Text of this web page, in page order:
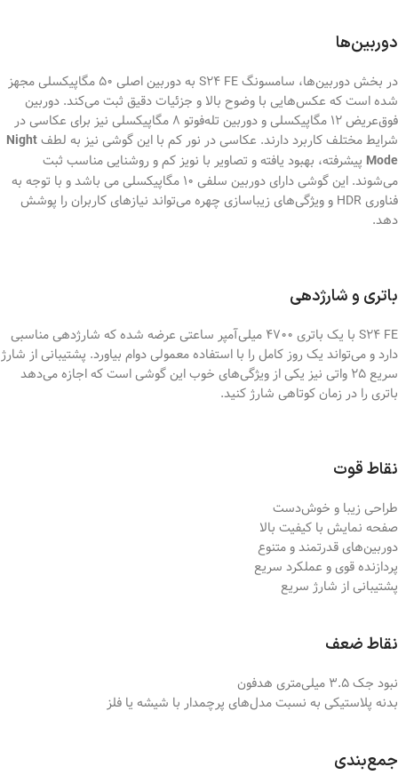
دوربین‌ها
در بخش دوربین‌ها، سامسونگ S24 FE به دوربین اصلی 50 مگاپیکسلی مجهز
شده است که عکس‌هایی با وضوح بالا و جزئیات دقیق ثبت می‌کند. دوربین
فوق‌عریض 12 مگاپیکسلی و دوربین تله‌فوتو 8 مگاپیکسلی نیز برای عکاسی در
شرایط مختلف کاربرد دارند. عکاسی در نور کم با این گوشی نیز به لطفNight
Mode پیشرفته، بهبود یافته و تصاویر با نویز کم و روشنایی مناسب ثبت
می‌شوند. این گوشی دارای دوربین سلفی 10 مگاپیکسلی می باشد و با توجه به
فناوری HDR و ویژگی‌های زیباسازی چهره می‌تواند نیازهای کاربران را پوشش
دهد.
باتری و شارژدهی
S24 FE با یک باتری 4700 میلی‌آمپر ساعتی عرضه شده که شارژدهی مناسبی
دارد و می‌تواند یک روز کامل را با استفاده معمولی دوام بیاورد. پشتیبانی از شارژ
سریع 25 واتی نیز یکی از ویژگی‌های خوب این گوشی است که اجازه می‌دهد
باتری را در زمان کوتاهی شارژ کنید.
نقاط قوت
طراحی زیبا و خوش‌دست
صفحه نمایش با کیفیت بالا
دوربین‌های قدرتمند و متنوع
پردازنده قوی و عملکرد سریع
پشتیبانی از شارژ سریع
نقاط ضعف
نبود جک 3.5 میلی‌متری هدفون
بدنه پلاستیکی به نسبت مدل‌های پرچمدار با شیشه یا فلز
جمع‌بندی